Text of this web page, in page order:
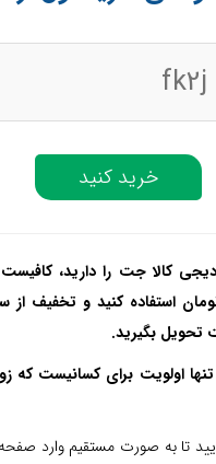
fk2j
خرید کنید
خود با مبلغ بیشتر از 150 هزار تومان
تحویل بگیرید.
اولویت برای کسانیست که
تا به صورت مستقیم وارد